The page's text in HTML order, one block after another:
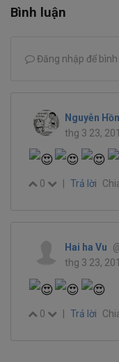
Bình luận
Đăng nhập để
Nguyễn
thg 3 23,
0 Trả lời
Hai ha Vu
thg 3 23,
0 Trả lời